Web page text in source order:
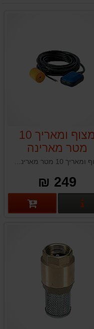
מצוף ומאריך 10
מטר מארינה
MARINA
מצוף ומאריך 10 מטר מארינה MARINA תוצרת איטליה
249 ₪
פרטים נוספים